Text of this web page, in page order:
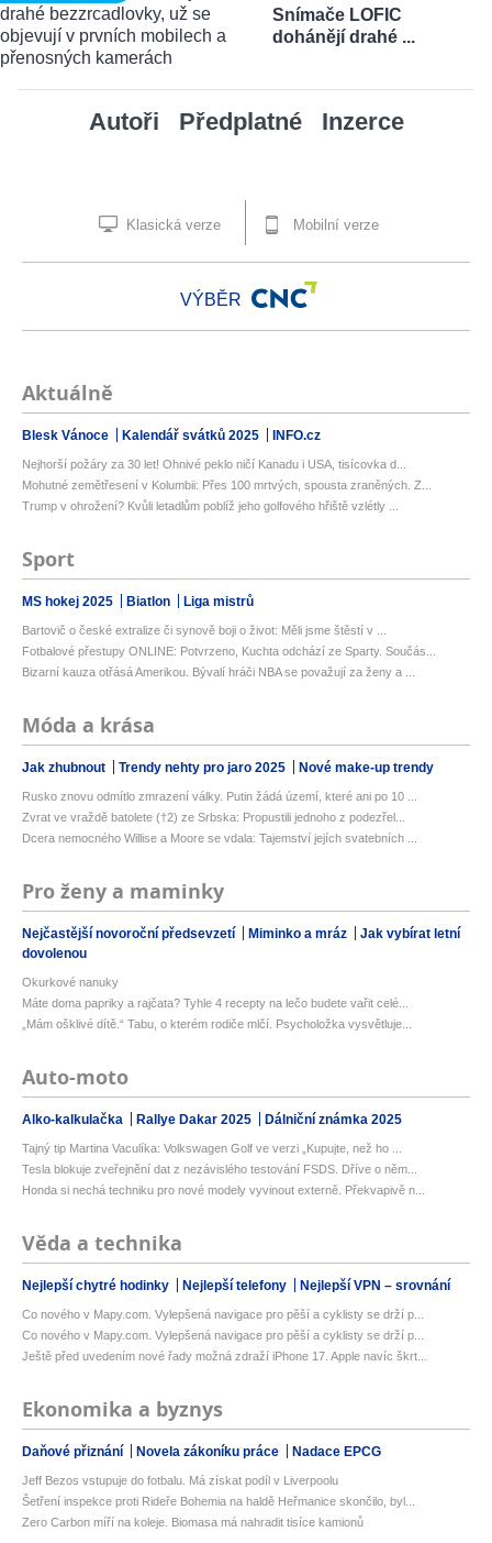
Snímače LOFIC
dohánějí drahé ...
Autoři Předplatné Inzerce
Klasická verze Mobilní verze
VÝBĚR
Aktuálně
Blesk Vánoce Kalendář svátků 2025 INFO.cz
Nejhorší požáry za 30 let! Ohnivé peklo ničí Kanadu i USA, tisícovka d...
Mohutné zemětřesení v Kolumbii: Přes 100 mrtvých, spousta zraněných. Z...
Trump v ohrožení? Kvůli letadlům poblíž jeho golfového hřiště vzlétly ...
Sport
MS hokej 2025 Biatlon Liga mistrů
Bartovič o české extralize či synově boji o život: Měli jsme štěstí v ...
Fotbalové přestupy ONLINE: Potvrzeno, Kuchta odchází ze Sparty. Součás...
Bizarní kauza otřásá Amerikou. Bývalí hráči NBA se považují za ženy a ...
Móda a krása
Jak zhubnout Trendy nehty pro jaro 2025 Nové make-up trendy
Rusko znovu odmítlo zmrazení války. Putin žádá území, které ani po 10 ...
Zvrat ve vraždě batolete (†2) ze Srbska: Propustili jednoho z podezřel...
Dcera nemocného Willise a Moore se vdala: Tajemství jejích svatebních ...
Pro ženy a maminky
Nejčastější novoroční předsevzetí Miminko a mráz
Jak vybírat letní
dovolenou
Okurkové nanuky
Máte doma papriky a rajčata? Tyhle 4 recepty na lečo budete vařit celé...
„Mám ošklivé dítě.“ Tabu, o kterém rodiče mlčí. Psycholožka vysvětluje...
Auto-moto
Alko-kalkulačka Rallye Dakar 2025 Dálniční známka 2025
Tajný tip Martina Vaculíka: Volkswagen Golf ve verzi „Kupujte, než ho ...
Tesla blokuje zveřejnění dat z nezávislého testování FSDS. Dříve o něm...
Honda si nechá techniku pro nové modely vyvinout externě. Překvapivě n...
Věda a technika
Nejlepší chytré hodinky Nejlepší telefony Nejlepší VPN – srovnání
Co nového v Mapy.com. Vylepšená navigace pro pěší a cyklisty se drží p...
Co nového v Mapy.com. Vylepšená navigace pro pěší a cyklisty se drží p...
Ještě před uvedením nové řady možná zdraží iPhone 17. Apple navíc škrt...
Ekonomika a byznys
Daňové přiznání Novela zákoníku práce Nadace EPCG
Jeff Bezos vstupuje do fotbalu. Má získat podíl v Liverpoolu
Šetření inspekce proti Rideře Bohemia na haldě Heřmanice skončilo, byl...
Zero Carbon míří na koleje. Biomasa má nahradit tisíce kamionů